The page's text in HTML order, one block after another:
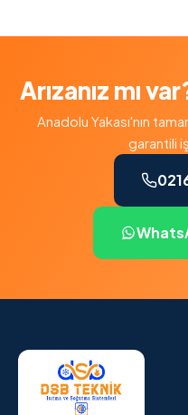
Arızanız mı
Anadolu Yakası'nın
garantili